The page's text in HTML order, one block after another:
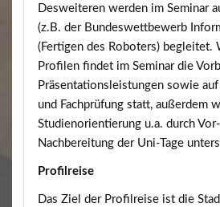
Desweiteren werden im Seminar
(z.B. der Bundeswettbewerb
(Fertigen des Roboters) begleitet.
Profilen findet im Seminar die
Präsentationsleistungen sowie
und Fachprüfung statt, außerdem
Studienorientierung u.a. durch
Nachbereitung der Uni-Tage
Profilreise
Das Ziel der Profilreise ist die